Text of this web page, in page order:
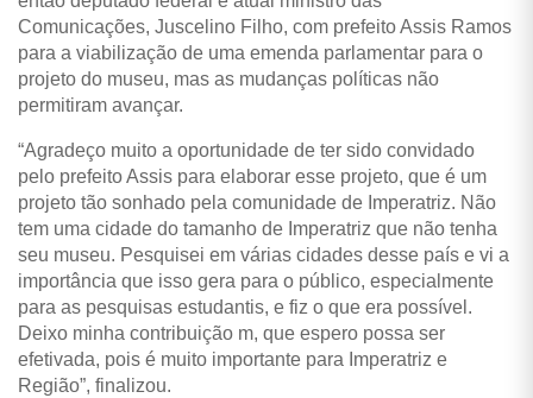
Comunicações, Juscelino Filho, com prefeito Assis Ramos
para a viabilização de uma emenda parlamentar para o
projeto do museu, mas as mudanças políticas não
permitiram avançar.
“Agradeço muito a oportunidade de ter sido convidado
pelo prefeito Assis para elaborar esse projeto, que é um
projeto tão sonhado pela comunidade de Imperatriz. Não
tem uma cidade do tamanho de Imperatriz que não tenha
seu museu. Pesquisei em várias cidades desse país e vi a
importância que isso gera para o público, especialmente
para as pesquisas estudantis, e fiz o que era possível.
Deixo minha contribuição m, que espero possa ser
efetivada, pois é muito importante para Imperatriz e
Região”, finalizou.